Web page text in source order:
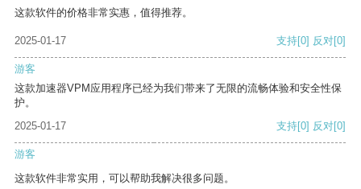
这款软件的价格非常实惠，值得推荐。
2025-01-17 支持[0] 反对[0]
游客
这款加速器VPM应用程序已经为我们带来了无限的流畅体验和安全性保
护。
2025-01-17
支持[0] 反对[0]
游客
这款软件非常实用，可以帮助我解决很多问题。